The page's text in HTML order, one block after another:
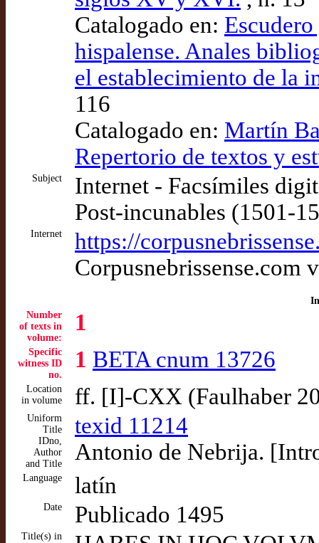
Catalogado en:
hispalense. Anales
el establecimiento de la
116
Catalogado en: Martín
Repertorio de textos y
Subject
Internet - Facsímiles
Post-incunables (1501-
Internet
https://
Corpusnebrissense.com
Number
of texts in
volume:
1
Specific
witness ID
no.
1 BETA cnum 13726
Location
in volume
ff. [I]-CXX (Faulhaber
Uniform
Title
IDno,
Author
and Title
texid 11214
Antonio de Nebrija.
Language latín
Date Publicado 1495
Title(s) in